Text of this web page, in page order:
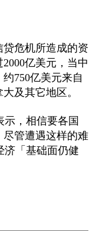
危机所造成的资
亿美元，当中
750亿美元来自
及其它地区。
，相信要各国
管遭遇这样的难
济「基础面仍健